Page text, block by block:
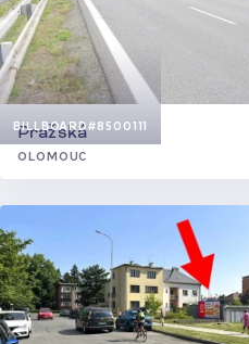
BILLBOARD#8500111
Pražská
OLOMOUC